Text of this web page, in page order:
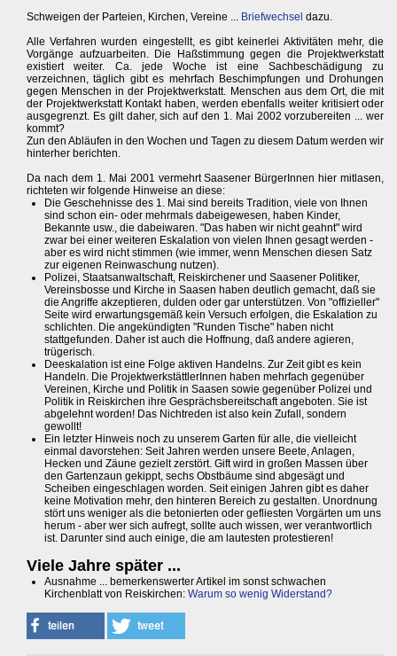
Schweigen der Parteien, Kirchen, Vereine ... Briefwechsel dazu.
Alle Verfahren wurden eingestellt, es gibt keinerlei Aktivitäten mehr, die
Vorgänge aufzuarbeiten. Die Haßstimmung gegen die Projektwerkstatt
existiert weiter. Ca. jede Woche ist eine Sachbeschädigung zu
verzeichnen, täglich gibt es mehrfach Beschimpfungen und Drohungen
gegen Menschen in der Projektwerkstatt. Menschen aus dem Ort, die mit
der Projektwerkstatt Kontakt haben, werden ebenfalls weiter kritisiert oder
ausgegrenzt. Es gilt daher, sich auf den 1. Mai 2002 vorzubereiten ... wer
kommt?
Zun den Abläufen in den Wochen und Tagen zu diesem Datum werden wir
hinterher berichten.
Da nach dem 1. Mai 2001 vermehrt Saasener BürgerInnen hier mitlasen,
richteten wir folgende Hinweise an diese:
Die Geschehnisse des 1. Mai sind bereits Tradition, viele von Ihnen
sind schon ein- oder mehrmals dabeigewesen, haben Kinder,
Bekannte usw., die dabeiwaren. "Das haben wir nicht geahnt" wird
zwar bei einer weiteren Eskalation von vielen Ihnen gesagt werden -
aber es wird nicht stimmen (wie immer, wenn Menschen diesen Satz
zur eigenen Reinwaschung nutzen).
Polizei, Staatsanwaltschaft, Reiskirchener und Saasener Politiker,
Vereinsbosse und Kirche in Saasen haben deutlich gemacht, daß sie
die Angriffe akzeptieren, dulden oder gar unterstützen. Von "offizieller"
Seite wird erwartungsgemäß kein Versuch erfolgen, die Eskalation zu
schlichten. Die angekündigten "Runden Tische" haben nicht
stattgefunden. Daher ist auch die Hoffnung, daß andere agieren,
trügerisch.
Deeskalation ist eine Folge aktiven Handelns. Zur Zeit gibt es kein
Handeln. Die ProjektwerkstättlerInnen haben mehrfach gegenüber
Vereinen, Kirche und Politik in Saasen sowie gegenüber Polizei und
Politik in Reiskirchen ihre Gesprächsbereitschaft angeboten. Sie ist
abgelehnt worden! Das Nichtreden ist also kein Zufall, sondern
gewollt!
Ein letzter Hinweis noch zu unserem Garten für alle, die vielleicht
einmal davorstehen: Seit Jahren werden unsere Beete, Anlagen,
Hecken und Zäune gezielt zerstört. Gift wird in großen Massen über
den Gartenzaun gekippt, sechs Obstbäume sind abgesägt und
Scheiben eingeschlagen worden. Seit einigen Jahren gibt es daher
keine Motivation mehr, den hinteren Bereich zu gestalten. Unordnung
stört uns weniger als die betonierten oder gefliesten Vorgärten um uns
herum - aber wer sich aufregt, sollte auch wissen, wer verantwortlich
ist. Darunter sind auch einige, die am lautesten protestieren!
Viele Jahre später ...
Ausnahme ... bemerkenswerter Artikel im sonst schwachen
Kirchenblatt von Reiskirchen: Warum so wenig Widerstand?